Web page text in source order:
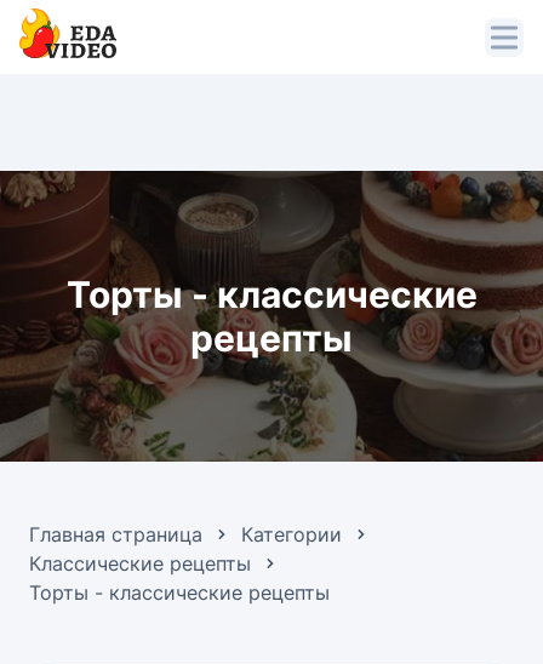
Торты - классические
рецепты
Главная страница
Категории
Классические рецепты
Торты - классические рецепты